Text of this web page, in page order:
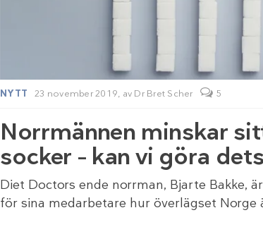
NYTT 23 november 2019, av Dr Bret Scher 5
Norrmännen minskar
socker – kan vi göra
Diet Doctors ende norrman, Bjarte Bakke,
för sina medarbetare hur överlägset Norge